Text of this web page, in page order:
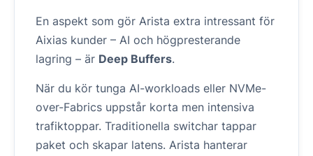
En aspekt som gör Arista extra intressant för
Aixias kunder – AI och högpresterande
lagring – är Deep Buffers.
När du kör tunga AI-workloads eller NVMe-
over-Fabrics uppstår korta men intensiva
trafiktoppar. Traditionella switchar tappar
paket och skapar latens. Arista hanterar